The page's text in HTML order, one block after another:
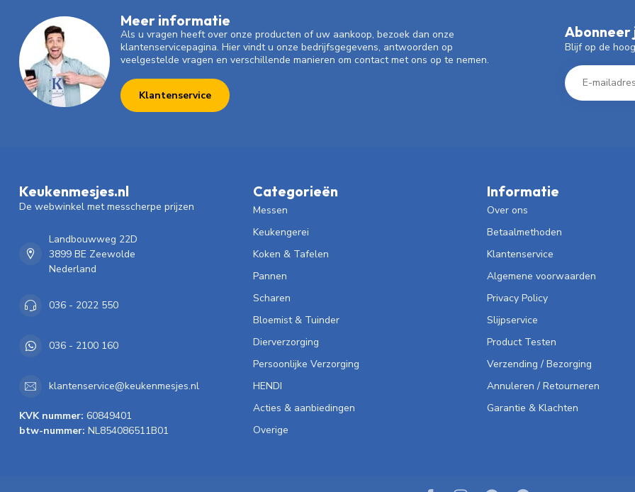
Meer informatie
Als u vragen heeft over onze producten of uw aankoop, bezoek dan onze
klantenservicepagina. Hier vindt u onze bedrijfsgegevens, antwoorden op
veelgestelde vragen en verschillende manieren om contact met ons op te nemen.
Klantenservice
Abonneer
Blijf op de
Keukenmesjes.nl
De webwinkel met messcherpe prijzen
Landbouwweg 22D
3899 BE Zeewolde
Nederland
036 - 2022 550
036 - 2100 160
klantenservice@keukenmesjes.nl
KVK nummer: 60849401
btw-nummer: NL854086511B01
Categorieën
Messen
Keukengerei
Koken & Tafelen
Pannen
Scharen
Bloemist & Tuinder
Dierverzorging
Persoonlijke Verzorging
HENDI
Acties & aanbiedingen
Overige
Informatie
Over ons
Betaalmethoden
Klantenservice
Algemene voorwaarden
Privacy Policy
Slijpservice
Product Testen
Verzending / Bezorging
Annuleren / Retourneren
Garantie & Klachten